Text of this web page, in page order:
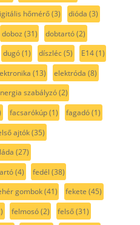
hőmérő(3) dióda (3)
doboz (31) dobtartó(2)
dugó(1) díszléc(5) E14(1)
(13) elektróda (8)
szabályzó(2)
facsarókúp(1) fagadó(1)
ajtók(35)
(27)
(4) fedél (38)
gombok(41) fekete (45)
felmosó(2) felső(31)